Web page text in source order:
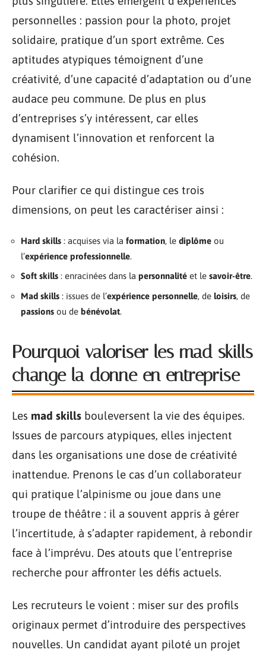
personnelles : passion pour la photo, projet
solidaire, pratique d’un sport extrême. Ces
aptitudes atypiques témoignent d’une
créativité, d’une capacité d’adaptation ou d’une
audace peu commune. De plus en plus
d’entreprises s’y intéressent, car elles
dynamisent l’innovation et renforcent la
cohésion.
Pour clarifier ce qui distingue ces trois
dimensions, on peut les caractériser ainsi :
Hard skills : acquises via la formation, le diplôme ou
l’expérience professionnelle.
Soft skills : enracinées dans la personnalité et le savoir-être.
Mad skills : issues de l’expérience personnelle, de loisirs, de
passions ou de bénévolat.
Pourquoi valoriser les mad skills
change la donne en entreprise
Les mad skills bouleversent la vie des équipes.
Issues de parcours atypiques, elles injectent
dans les organisations une dose de créativité
inattendue. Prenons le cas d’un collaborateur
qui pratique l’alpinisme ou joue dans une
troupe de théâtre : il a souvent appris à gérer
l’incertitude, à s’adapter rapidement, à rebondir
face à l’imprévu. Des atouts que l’entreprise
recherche pour affronter les défis actuels.
Les recruteurs le voient : miser sur des profils
originaux permet d’introduire des perspectives
nouvelles. Un candidat ayant piloté un projet